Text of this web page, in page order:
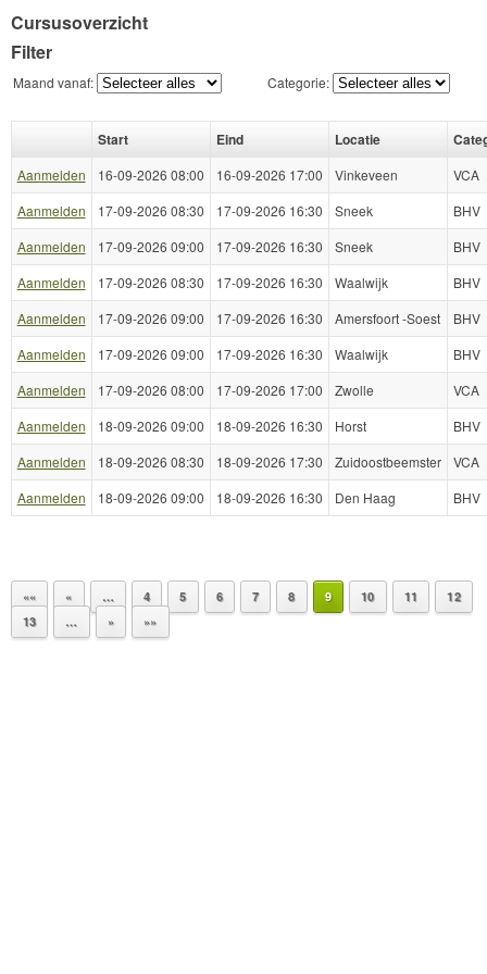
Cursusoverzicht
Filter
Maand vanaf: Categorie:
Start Eind Locatie
Aanmelden 16-09-2026 08:00 16-09-2026 17:00 Vinkeveen
VCA
Aanmelden
17-09-2026 08:30 17-09-2026 16:30 Sneek
BHV
Aanmelden
17-09-2026 09:00 17-09-2026 16:30 Sneek
BHV
Aanmelden
17-09-2026 08:30 17-09-2026 16:30 Waalwijk
BHV
Aanmelden
17-09-2026 09:00 17-09-2026 16:30 Amersfoort -Soest
BHV
Aanmelden
17-09-2026 09:00 17-09-2026 16:30 Waalwijk
BHV
Aanmelden
17-09-2026 08:00 17-09-2026 17:00 Zwolle
VCA
Aanmelden
18-09-2026 09:00 18-09-2026 16:30 Horst
BHV
Aanmelden
18-09-2026 08:30 18-09-2026 17:30 Zuidoostbeemster
VCA
Aanmelden
18-09-2026 09:00 18-09-2026 16:30 Den Haag BHV
«« « … 4 5 6 7 8 9 10 11
12
13
… » »»